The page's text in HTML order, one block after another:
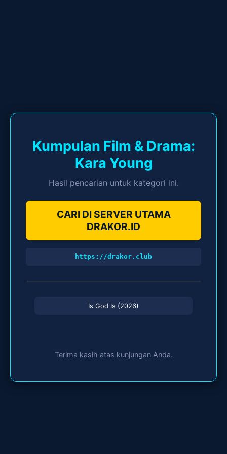
Kumpulan Film & Drama:
Kara Young
Hasil pencarian untuk kategori ini.
CARI DI SERVER UTAMA
DRAKOR.ID
https://drakor.club
Is God Is (2026)
Terima kasih atas kunjungan Anda.